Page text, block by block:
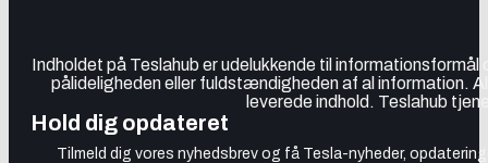
Indholdet på Teslahub er udelukkende til
pålideligheden eller fuldstændigheden af al information.
leverede indhold. Teslahub
Hold dig opdateret
Tilmeld dig vores nyhedsbrev og få Tesla-nyheder,